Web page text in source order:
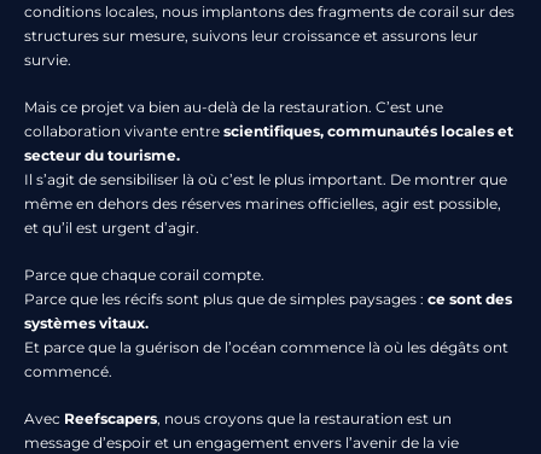
conditions locales, nous implantons des fragments de corail sur des
structures sur mesure, suivons leur croissance et assurons leur
survie.
Mais ce projet va bien au-delà de la restauration. C’est une
collaboration vivante entre scientifiques, communautés locales et
secteur du tourisme.
Il s’agit de sensibiliser là où c’est le plus important. De montrer que
même en dehors des réserves marines officielles, agir est possible,
et qu’il est urgent d’agir.
Parce que chaque corail compte.
Parce que les récifs sont plus que de simples paysages : ce sont des
systèmes vitaux.
Et parce que la guérison de l’océan commence là où les dégâts ont
commencé.
Avec Reefscapers, nous croyons que la restauration est un
message d’espoir et un engagement envers l’avenir de la vie